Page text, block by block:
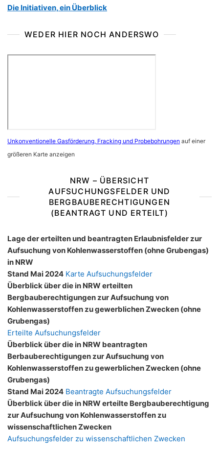
Die Initiativen, ein Überblick
WEDER HIER NOCH ANDERSWO
Unkonventionelle Gasförderung, Fracking und Probebohrungen auf einer
größeren Karte anzeigen
NRW – ÜBERSICHT
AUFSUCHUNGSFELDER UND
BERGBAUBERECHTIGUNGEN
(BEANTRAGT UND ERTEILT)
Lage der erteilten und beantragten Erlaubnisfelder zur
Aufsuchung von Kohlenwasserstoffen (ohne Grubengas)
in NRW
Stand Mai 2024 Karte Aufsuchungsfelder
Überblick über die in NRW erteilten
Bergbauberechtigungen zur Aufsuchung von
Kohlenwasserstoffen zu gewerblichen Zwecken (ohne
Grubengas)
Erteilte Aufsuchungsfelder
Überblick über die in NRW beantragten
Berbauberechtigungen zur Aufsuchung von
Kohlenwasserstoffen zu gewerblichen Zwecken (ohne
Grubengas)
Stand Mai 2024 Beantragte Aufsuchungsfelder
Überblick über die in NRW erteilte Bergbauberechtigung
zur Aufsuchung von Kohlenwasserstoffen zu
wissenschaftlichen Zwecken
Aufsuchungsfelder zu wissenschaftlichen Zwecken